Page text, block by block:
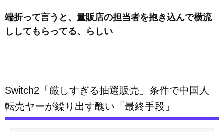
端折って言うと、量販店の担当者を抱き込んで横流
ししてもらってる、らしい
Switch2「厳しすぎる抽選販売」条件で中国人
転売ヤーが繰り出す醜い「最終手段」